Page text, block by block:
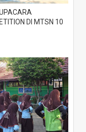
DI MTSN 10